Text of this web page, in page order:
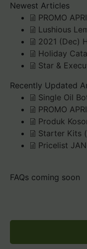
Newest Articles
PROMO
Lushious
2021 (Dec)
Holiday
Star &
Recently Updated
Single Oil
PROMO
Produk
Starter Kits
Pricelist
FAQs coming soon